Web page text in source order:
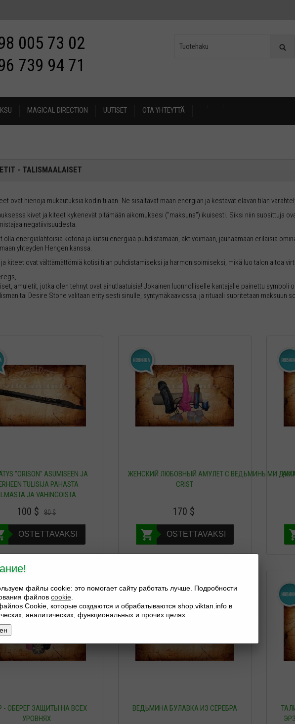
005 73 02
739 94 71
MAGICAL DIRECTION UUTISET OTA YHTEYTTÄ
- TALISMAALAISET
ovat hienoja mukautuksia kodin tilaan. Ne sisältävät maan energian ja kestävät elävän tilan
kivet ja kiteet kykenevät pitämään aikomuksesi ("maksuna") ikuisesti. Siksi niin suosittuja
negatiivisuudesta.
olla energialähtöisiä kotona ja kutsu energiaa puhdistamaan, aktivoimaan, jauhaamaan erilaisia
yhteyden Hengen kanssa.
kiteet ovat välttämättömiä kotisi tilan puhdistamiseksi ja harmonisoimiseksi, mikä luo talon aitoa
amuletit, jotka olen tehnyt ovat ainutlaatuisia! Jokainen luonnolliselle kantajalle painettu symboli
tai Desire Stone valitaan erityisesti sinulle, syntymäkaaviossa, ja rituaali suoritetaan maksuun
"ORISON" ASUMISEEN JA
TULISIJA PAHASTA
JA VAHINGOISTA.
100 $ 80$
OSTETTAVAKSI
ЖЕНСКИЙ ЛЮБОВНЫЙ АМУЛЕТ С ВЕДЬМИНЫМИ
CRIST
170 $
OSTETTAVAKSI
- ОБЕРЕГ ЗАЩИТЫ НА ВСЕХ
УРОВНЯХ
ВЕДЬМИНА БУЛАВКА ИЗ СЕРЕБРА
файлы cookie: это помогает сайту работать лучше. Подробности
файлов cookie
Cookie, которые создаются и обрабатываются shop.viktan.info в
аналитических, функциональных и прочих целях.